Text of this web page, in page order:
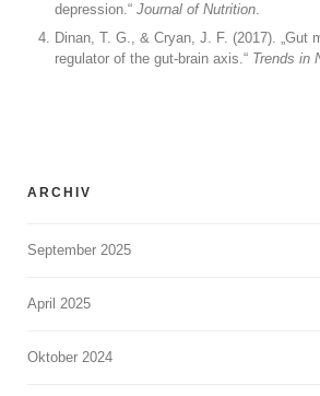
depression.“ Journal of Nutrition.
Dinan, T. G., & Cryan, J. F. (2017). „Gut
regulator of the gut-brain axis.“ Trends in
ARCHIV
September 2025
April 2025
Oktober 2024